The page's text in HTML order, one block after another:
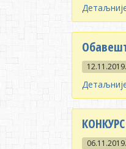
12.11.2019.
06.11.2019.